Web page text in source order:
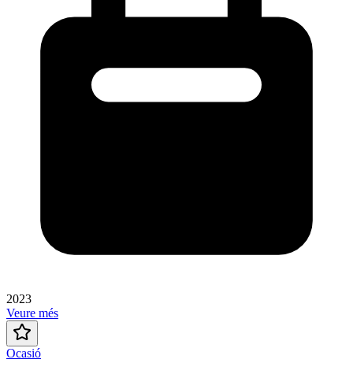
2023
Veure més
Ocasió